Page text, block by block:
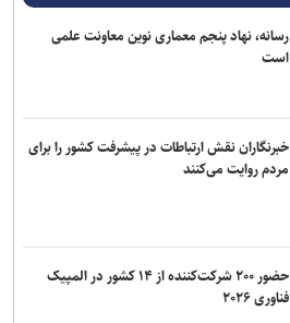
رسانه، نهاد پنجم معماری نوین معاونت علمی
است
خبرنگاران نقش ارتباطات در پیشرفت کشور را برای
مردم روایت می‌کنند
حضور ۲۰۰ شرکت‌کننده از ۱۴ کشور در المپیک
فناوری ۲۰۲۶